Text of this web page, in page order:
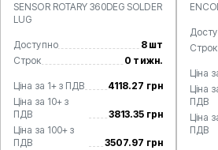
SENSOR ROTARY 360DEG SOLDER
LUG
Доступно
8 шт
Строк
0 тижн.
Ціна за 1+ з ПДВ
4118.27 грн
Ціна за 10+ з
ПДВ
3813.35 грн
Ціна за 100+ з
ПДВ
3507.97 грн
Строк
Ціна
Ціна
ПДВ
Ціна
ПДВ